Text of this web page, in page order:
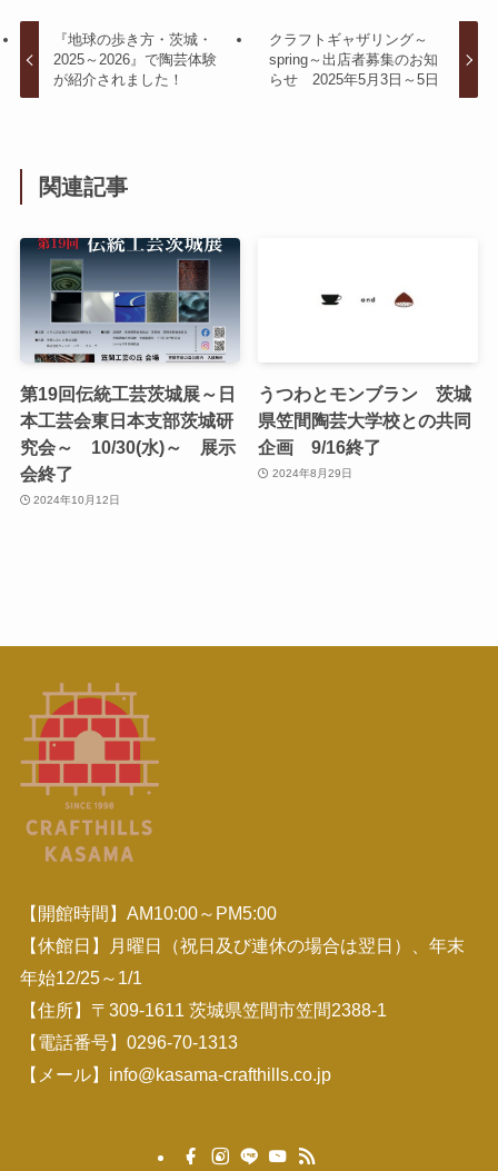
『地球の歩き方・茨城・
2025～2026』で陶芸体験
が紹介されました！
クラフトギャザリング～
spring～出店者募集のお知
らせ 2025年5月3日～5日
関連記事
第19回伝統工芸茨城展～日
本工芸会東日本支部茨城研
究会～ 10/30(水)～ 展示
会終了
2024年10月12日
うつわとモンブラン 茨城
県笠間陶芸大学校との共同
企画 9/16終了
2024年8月29日
【開館時間】AM10:00～PM5:00
【休館日】月曜日（祝日及び連休の場合は翌日）、年末
年始12/25～1/1
【住所】〒309-1611 茨城県笠間市笠間2388-1
【電話番号】 0296-70-1313
【メール】 info@kasama-crafthills.co.jp